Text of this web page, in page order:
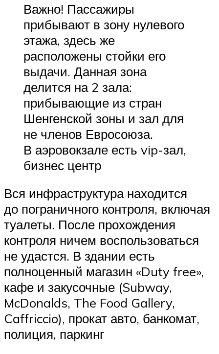
Важно! Пассажиры
прибывают в зону нулевого
этажа, здесь же
расположены стойки его
выдачи. Данная зона
делится на 2 зала:
прибывающие из стран
Шенгенской зоны и зал для
не членов Евросоюза.
В аэровокзале есть vip-зал,
бизнес центр
Вся инфраструктура находится
до пограничного контроля, включая
туалеты. После прохождения
контроля ничем воспользоваться
не удастся. В здании есть
полноценный магазин «Duty free»,
кафе и закусочные (Subway,
McDonalds, The Food Gallery,
Caffriccio), прокат авто, банкомат,
полиция, паркинг